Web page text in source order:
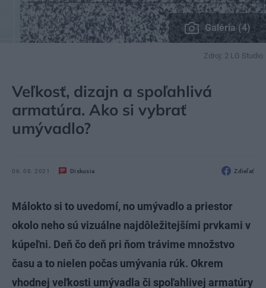
Galéria (4)
Zdroj: 2 LG Studio
Veľkosť, dizajn a spoľahlivá
armatúra. Ako si vybrať
umývadlo?
06. 08. 2021 Diskusia Zdieľať
Málokto si to uvedomí, no umývadlo a priestor
okolo neho sú vizuálne najdôležitejšími prvkami v
kúpeľni. Deň čo deň pri ňom trávime množstvo
času a to nielen počas umývania rúk. Okrem
vhodnej veľkosti umývadla či spoľahlivej armatúry